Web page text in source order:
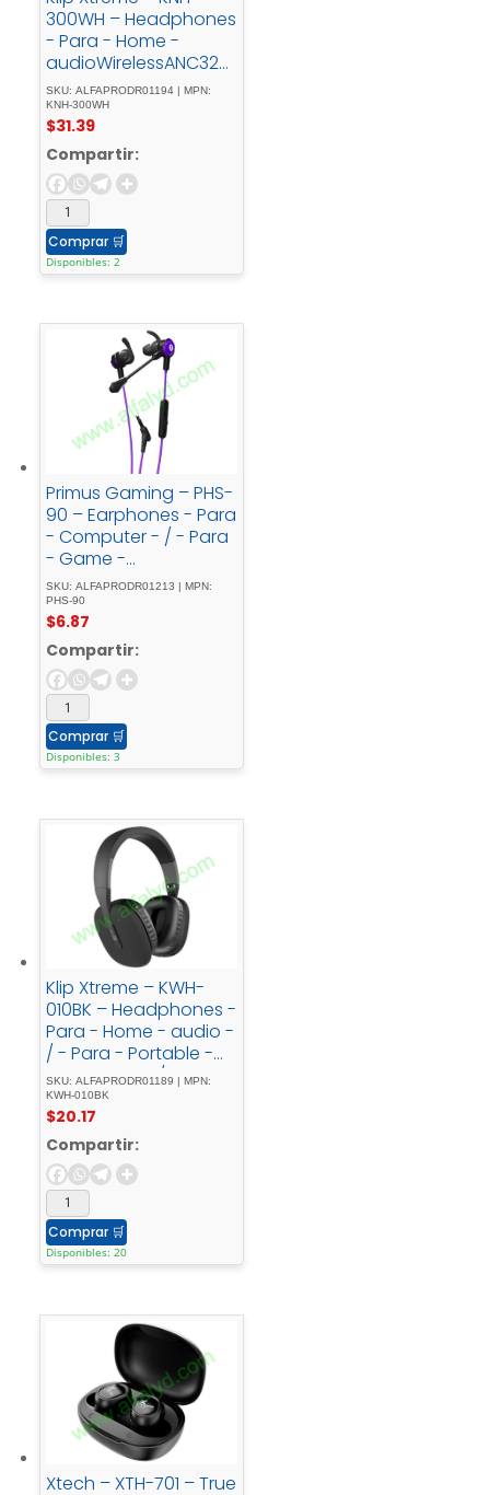
300WH – Headphones
- Para - Home -
audioWirelessANC32Hr
White
SKU: ALFAPRODR01194 | MPN:
KNH-300WH
$31.39
Compartir:
Comprar 🛒
Disponibles: 2
Primus Gaming – PHS-
90 – Earphones - Para
- Computer - / - Para
- Game -
consoleWired3.5mm -
w/Mic - ARCUS90T
SKU: ALFAPRODR01213 | MPN:
PHS-90
$6.87
Compartir:
Comprar 🛒
Disponibles: 3
Klip Xtreme – KWH-
010BK – Headphones -
Para - Home - audio -
/ - Para - Portable -
electronics - / - Para -
Professional - audio -
/ - Para - Cellular -
phoneWireless25HrsBl
ackBT
SKU: ALFAPRODR01189 | MPN:
KWH-010BK
$20.17
Compartir:
Comprar 🛒
Disponibles: 20
Xtech – XTH-701 – True